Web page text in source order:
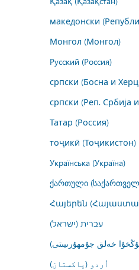
македонски
Монгол (Монгол)
Русский (Россия)
српски (Босна и
српски (Реп. Србија
Татар (Россия)
тоҷикӣ (Тоҷикистон)
Українська (Україна)
ქართული
Հայերեն
עברית (ישראל)
خەلق جۇمھۇرىيىتى)
اُردو (پاکستان)